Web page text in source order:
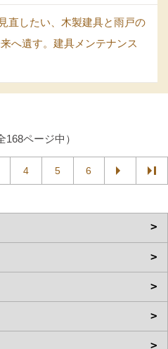
直したい、木製建具と雨戸の
へ遺す。建具メンテナンス
168ページ中）
4 5 6